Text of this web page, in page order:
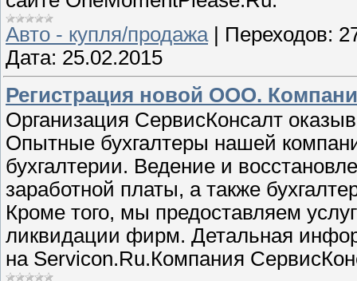
Авто - купля/продажа | Переходов:
Дата: 25.02.2015
Регистрация новой ООО.
Организация СервисКонсалт
Опытные бухгалтеры нашей
бухгалтерии. Ведение и
заработной платы, а также
Кроме того, мы предоставляем
ликвидации фирм. Детальная
на Servicon.Ru.Компания